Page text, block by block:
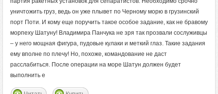
уничтожить груз, ведь он уже плывет по Черному морю в грузинский
порт Поти. И кому еще поручить такое особое задание, как не бравому
морпеху Шатуну! Владимира Панчука не зря так прозвали сослуживцы
– у него мощная фигура, пудовые кулаки и меткий глаз. Такие задания
ему вполне по плечу! Но, похоже, командование не даст
расслабиться. После операции на море Шатун должен будет
выполнить е